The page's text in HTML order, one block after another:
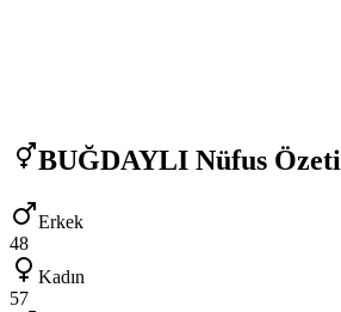
BUĞDAYLI Nüfus Özeti
Erkek
48
Kadın
57